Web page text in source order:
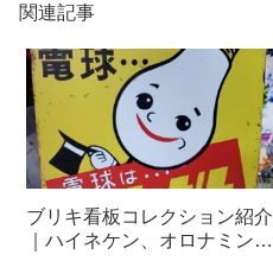
関連記事
ブリキ看板コレクション紹介
｜ハイネケン、オロナミン